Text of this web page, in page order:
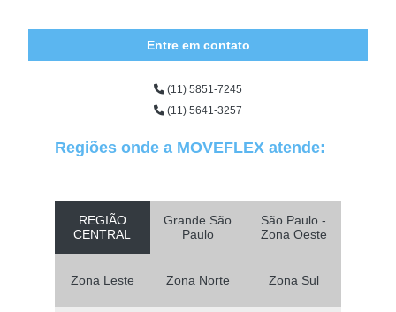
Entre em contato
(11) 5851-7245
(11) 5641-3257
Regiões onde a MOVEFLEX atende:
REGIÃO
CENTRAL
Grande São
Paulo
São Paulo -
Zona Oeste
Zona Leste Zona Norte Zona Sul